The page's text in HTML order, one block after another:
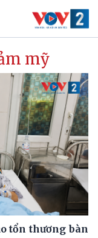
mỹ
tổn thương bàn